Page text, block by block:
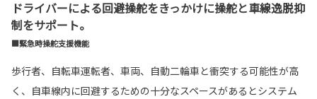
ドライバーによる回避操舵をきっかけに操舵と車線逸脱抑
制をサポート。
■緊急時操舵支援機能
歩行者、自転車運転者、車両、自動二輪車と衝突する可能性が高
く、自車線内に回避するための十分なスペースがあるとシステム